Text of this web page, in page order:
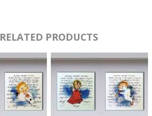
RELATED PRODUCTS